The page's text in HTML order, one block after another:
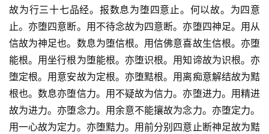
故为行三十七品经。报数息为堕四意止。何以故。为四意
止。亦堕四意断。用不待念故为四意断。亦堕四神足。用从
信故为神足也。数息为堕信根。用信佛意喜故生信根。亦堕
能根。用坐行根为堕能根。亦堕识根。用知谛故为识根。亦
堕定根。用意安故为定根。亦堕黠根。用离痴意解结故为黠
根也。数息亦堕信力。用不疑故为信力。亦堕进力。用精进
故为进力。亦堕念力。用余意不能攘故为念力。亦堕定力。
用一心故为定力。亦堕黠力。用前分别四意止断神足故为黠